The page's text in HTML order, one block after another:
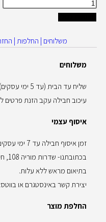
משלוחים | החלפות |
משלוחים
שליח עד הבית (עד 5 ימי עסקים) - 35 ₪
עיכוב חבילה עקב הזנת פרטים
איסוף עצמי
זמן איסוף חבילה עד 7 ימי עסקים מרגע ההזמנה
בכתובתנו- שדרות מוריה 108, חיפה
בתיאום מראש ללא עלות.
יצירת קשר באינסטגרם או
החלפת מוצר